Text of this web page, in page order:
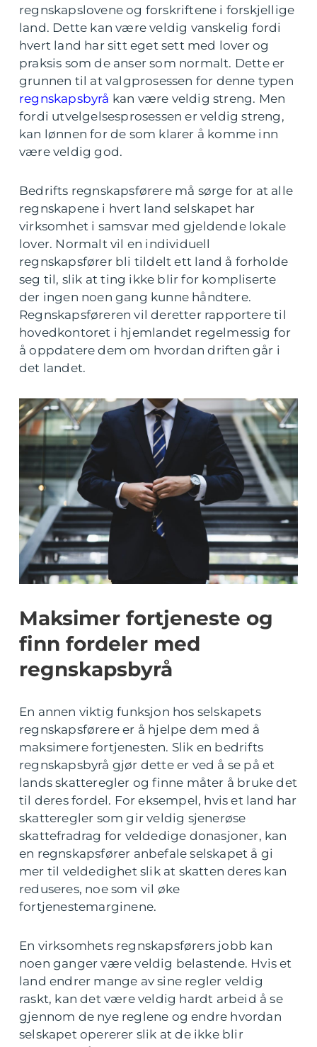
regnskapslovene og forskriftene i forskjellige
land. Dette kan være veldig vanskelig fordi
hvert land har sitt eget sett med lover og
praksis som de anser som normalt. Dette er
grunnen til at valgprosessen for denne typen
regnskapsbyrå kan være veldig streng. Men
fordi utvelgelsesprosessen er veldig streng,
kan lønnen for de som klarer å komme inn
være veldig god.
Bedrifts regnskapsførere må sørge for at alle
regnskapene i hvert land selskapet har
virksomhet i samsvar med gjeldende lokale
lover. Normalt vil en individuell
regnskapsfører bli tildelt ett land å forholde
seg til, slik at ting ikke blir for kompliserte
der ingen noen gang kunne håndtere.
Regnskapsføreren vil deretter rapportere til
hovedkontoret i hjemlandet regelmessig for
å oppdatere dem om hvordan driften går i
det landet.
Maksimer fortjeneste og
finn fordeler med
regnskapsbyrå
En annen viktig funksjon hos selskapets
regnskapsførere er å hjelpe dem med å
maksimere fortjenesten. Slik en bedrifts
regnskapsbyrå gjør dette er ved å se på et
lands skatteregler og finne måter å bruke det
til deres fordel. For eksempel, hvis et land har
skatteregler som gir veldig sjenerøse
skattefradrag for veldedige donasjoner, kan
en regnskapsfører anbefale selskapet å gi
mer til veldedighet slik at skatten deres kan
reduseres, noe som vil øke
fortjenestemarginene.
En virksomhets regnskapsførers jobb kan
noen ganger være veldig belastende. Hvis et
land endrer mange av sine regler veldig
raskt, kan det være veldig hardt arbeid å se
gjennom de nye reglene og endre hvordan
selskapet opererer slik at de ikke blir